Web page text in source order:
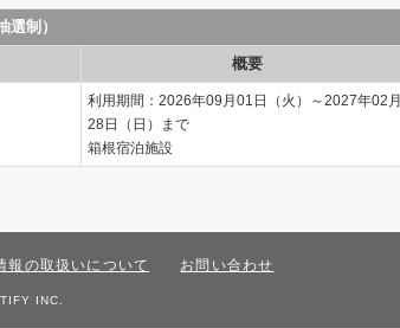
選制）
概要
利用期間：2026年09月01日（火）～2027年02月
28日（日）まで
箱根宿泊施設
報の取扱いについて お問い合わせ
INC.